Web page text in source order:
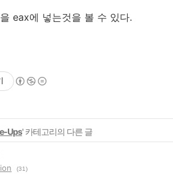
eax에 넣는것을 볼 수 있다.
Ups' 카테고리의 다른 글
(31)